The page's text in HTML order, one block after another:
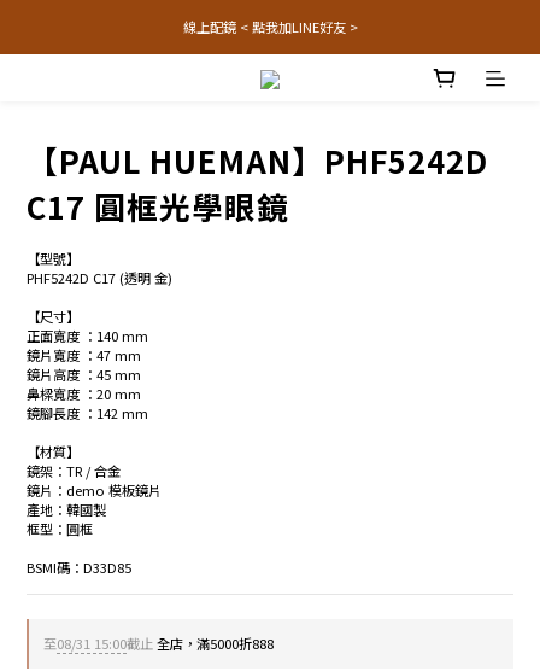
線上配鏡 < 點我加LINE好友 >
【PAUL HUEMAN】PHF5242D
C17 圓框光學眼鏡
【型號】
PHF5242D C17 (透明 金)
【尺寸】
正面寬度 ：140 mm
鏡片寬度 ：47 mm
鏡片高度 ：45 mm
鼻樑寬度 ：20 mm
鏡腳長度 ：142 mm
【材質】
鏡架：TR / 合金
鏡片：demo 模板鏡片
產地：韓國製
框型：圓框
BSMI碼：D33D85
至08/31 15:00截止全店，滿5000折888